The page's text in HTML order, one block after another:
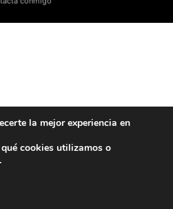
la mejor experiencia en
cookies utilizamos o
.